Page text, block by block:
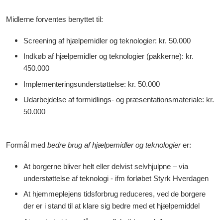
Midlerne forventes benyttet til:
Screening af hjælpemidler og teknologier: kr. 50.000
Indkøb af hjælpemidler og teknologier (pakkerne): kr.
450.000
Implementeringsunderstøttelse: kr. 50.000
Udarbejdelse af formidlings- og præsentationsmateriale: kr.
50.000
Formål med bedre brug af hjælpemidler og teknologierer:
At borgerne bliver helt eller delvist selvhjulpne – via
understøttelse af teknologi - ifm forløbet Styrk Hverdagen
At hjemmeplejens tidsforbrug reduceres, ved de borgere
der er i stand til at klare sig bedre med et hjælpemiddel